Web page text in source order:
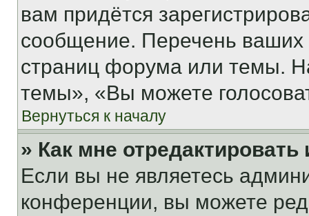
вам придётся
сообщение. Перечень ваших
страниц форума или темы.
темы», «Вы можете
Вернуться к началу
» Как мне
Если вы не являетесь
конференции, вы можете